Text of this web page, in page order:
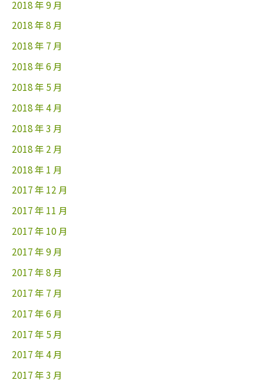
2018 年 9 月
2018 年 8 月
2018 年 7 月
2018 年 6 月
2018 年 5 月
2018 年 4 月
2018 年 3 月
2018 年 2 月
2018 年 1 月
2017 年 12 月
2017 年 11 月
2017 年 10 月
2017 年 9 月
2017 年 8 月
2017 年 7 月
2017 年 6 月
2017 年 5 月
2017 年 4 月
2017 年 3 月